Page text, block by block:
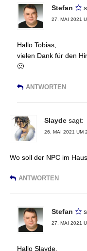
Stefan
27. MAI 2021
Hallo Tobias,
vielen Dank für den
🙂
ANTWORTEN
Slayde sagt:
26. MAI 2021 UM
Wo soll der NPC im
ANTWORTEN
Stefan
27. MAI 2021
Hallo Slayde,